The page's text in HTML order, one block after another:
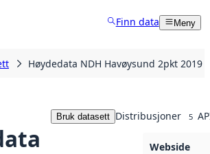
Finn data Meny
Høydedata NDH Havøysund 2pkt 2019
Bruk datasett Distribusjoner 5
Webside